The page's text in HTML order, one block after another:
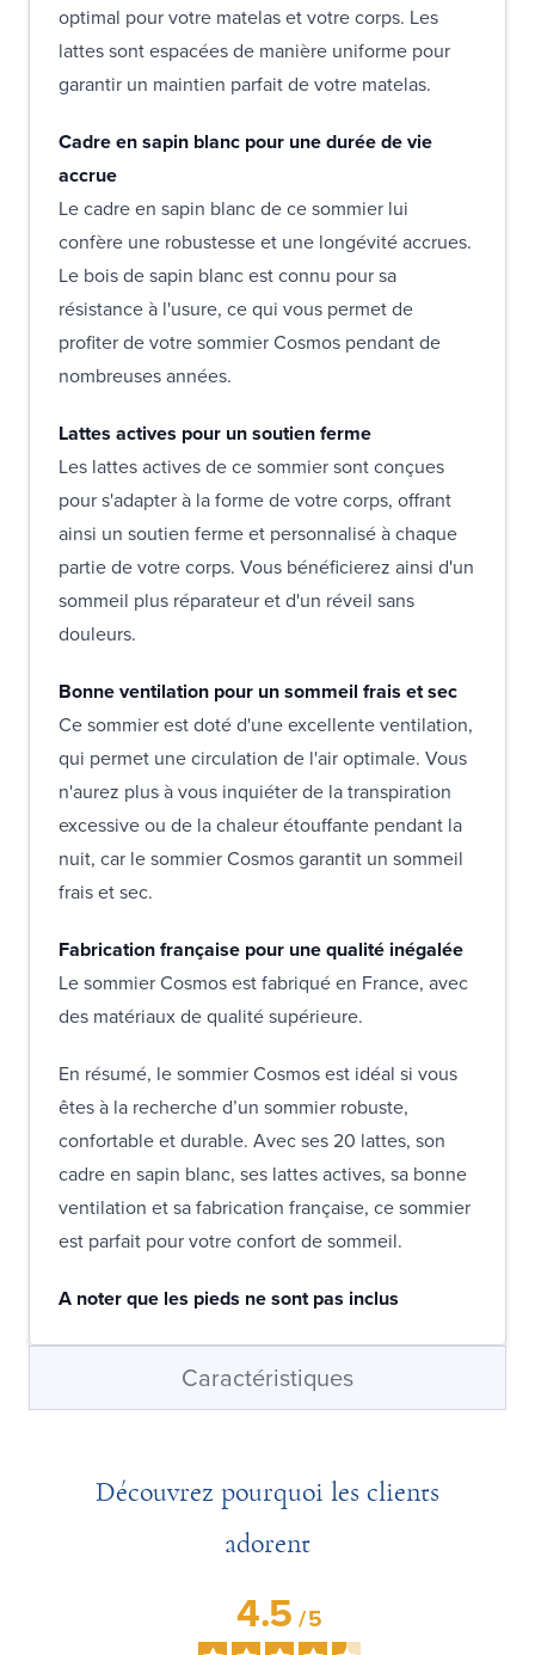
optimal pour votre matelas et votre corps. Les
lattes sont espacées de manière uniforme pour
garantir un maintien parfait de votre matelas.
Cadre en sapin blanc pour une durée de vie
accrue
Le cadre en sapin blanc de ce sommier lui
confère une robustesse et une longévité accrues.
Le bois de sapin blanc est connu pour sa
résistance à l'usure, ce qui vous permet de
profiter de votre sommier Cosmos pendant de
nombreuses années.
Lattes actives pour un soutien ferme
Les lattes actives de ce sommier sont conçues
pour s'adapter à la forme de votre corps, offrant
ainsi un soutien ferme et personnalisé à chaque
partie de votre corps. Vous bénéficierez ainsi d'un
sommeil plus réparateur et d'un réveil sans
douleurs.
Bonne ventilation pour un sommeil frais et sec
Ce sommier est doté d'une excellente ventilation,
qui permet une circulation de l'air optimale. Vous
n'aurez plus à vous inquiéter de la transpiration
excessive ou de la chaleur étouffante pendant la
nuit, car le sommier Cosmos garantit un sommeil
frais et sec.
Fabrication française pour une qualité inégalée
Le sommier Cosmos est fabriqué en France, avec
des matériaux de qualité supérieure.
En résumé, le sommier Cosmos est idéal si vous
êtes à la recherche d’un sommier robuste,
confortable et durable. Avec ses 20 lattes, son
cadre en sapin blanc, ses lattes actives, sa bonne
ventilation et sa fabrication française, ce sommier
est parfait pour votre confort de sommeil.
A noter que les pieds ne sont pas inclus
Caractéristiques
Découvrez pourquoi les clients
adorent
4.5/5